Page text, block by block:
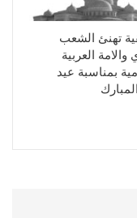
تهنئ الشعب
العربية
بمناسبة عيد